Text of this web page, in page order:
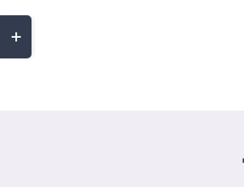
Toggle
Sliding